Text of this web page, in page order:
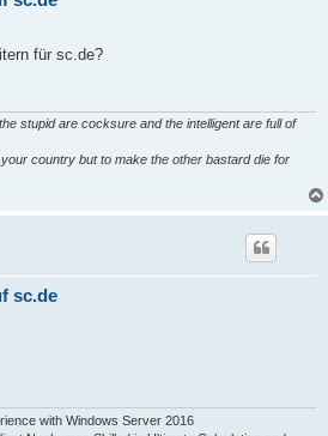
für sc.de?
stupid are cocksure and the intelligent are full of
country but to make the other bastard die for
sc.de
with Windows Server 2016